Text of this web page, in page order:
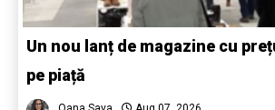
Un nou lanț de magazine cu
pe piață